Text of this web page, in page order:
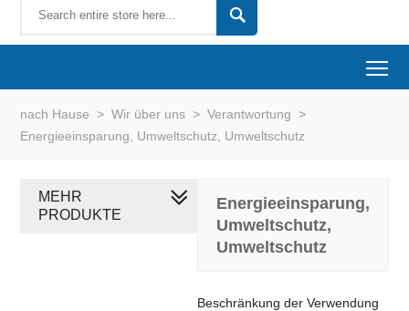

nach Hause > Wir über uns > Verantwortung >
Energieeinsparung, Umweltschutz, Umweltschutz
Energieeinsparung,
Umweltschutz,
Umweltschutz
Beschränkung der Verwendung
MEHR
PRODUKTE